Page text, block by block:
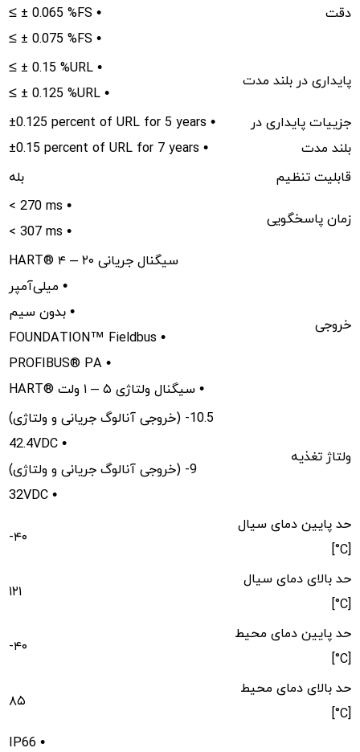
دقت
≤ ± 0.065 %FS •
≤ ± 0.075 %FS •
پایداری در بلند مدت
≤ ± 0.15 %URL •
≤ ± 0.125 %URL •
جزییات پایداری در
بلند مدت
±0.125 percent of URL for 5 years •
±0.15 percent of URL for 7 years •
قابلیت تنظیم
بله
زمان پاسخگویی
< 270 ms •
< 307 ms •
خروجی
HART® سیگنال جریانی ۲۰ – ۴
میلی‌آمپر •
بدون سیم •
FOUNDATION™ Fieldbus •
PROFIBUS® PA •
HART® سیگنال ولتاژی ۵ – ۱ ولت •
ولتاژ تغذیه
(خروجی آنالوگ جریانی و ولتاژی) 10.5-
42.4VDC •
(خروجی آنالوگ جریانی و ولتاژی) 9-
32VDC •
حد پایین دمای سیال
[C°]
-۴۰
حد بالای دمای سیال
[C°]
۱۲۱
حد پایین دمای محیط
[C°]
-۴۰
حد بالای دمای محیط
[C°]
۸۵
IP66 •